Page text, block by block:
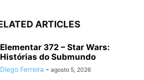
ARTICLES
Elementar 372 – Star Wars:
Histórias do Submundo
Diego Ferreira - agosto 5, 2026